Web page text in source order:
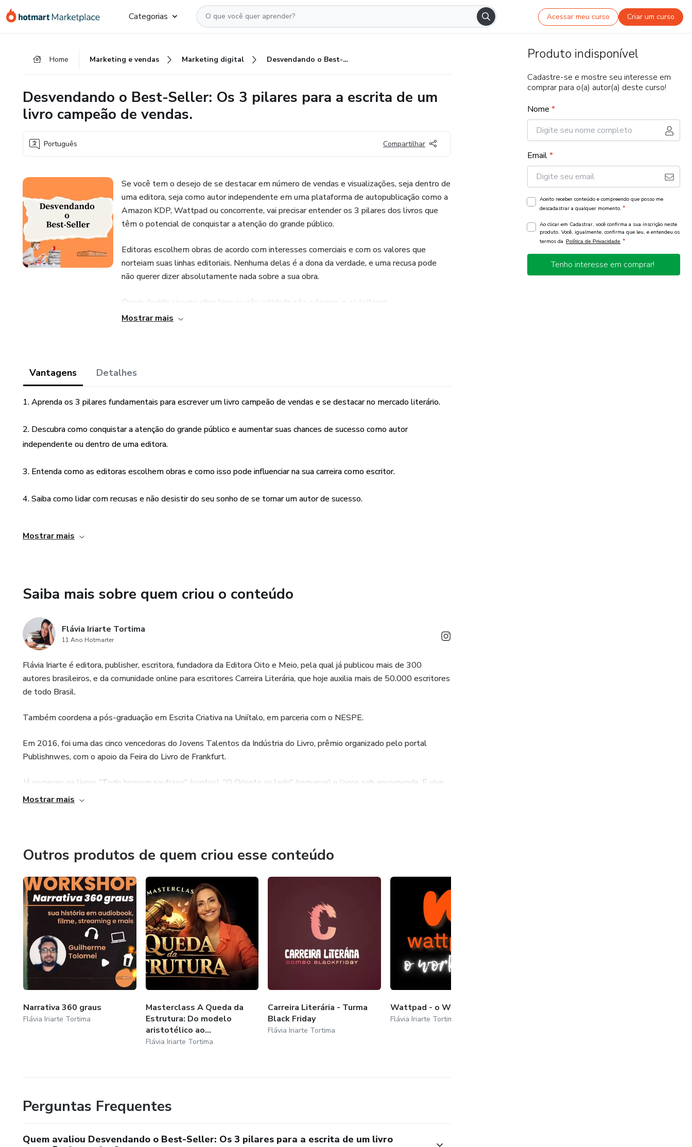
para
para
para
Categorias Acessar meu curso Criar um curso
Home Marketing e vendas Marketing digital Desvendando o Best-Seller: Os 3 pilares para a escrita de um livro campeão de vendas.
Desvendando o Best-Seller: Os 3 pilares para a escrita de um
livro campeão de vendas.
Português Compartilhar
Se você tem o desejo de se destacar em número de vendas e visualizações, seja dentro de
uma editora, seja como autor independente em uma plataforma de autopublicação como a
Amazon KDP, Wattpad ou concorrente, vai precisar entender os 3 pilares dos livros que
têm o potencial de conquistar a atenção do grande público.
Editoras escolhem obras de acordo com interesses comerciais e com os valores que
norteiam suas linhas editoriais. Nenhuma delas é a dona da verdade, e uma recusa pode
não querer dizer absolutamente nada sobre a sua obra.
Quem decide se uma obra tem ou não validade são o tempo e os leitores.
Mostrar mais
Vantagens Detalhes
1. Aprenda os 3 pilares fundamentais para escrever um livro campeão de vendas e se destacar no mercado literário.
2. Descubra como conquistar a atenção do grande público e aumentar suas chances de sucesso como autor
independente ou dentro de uma editora.
3. Entenda como as editoras escolhem obras e como isso pode influenciar na sua carreira como escritor.
4. Saiba como lidar com recusas e não desistir do seu sonho de se tornar um autor de sucesso.
Mostrar mais
Saiba mais sobre quem criou o conteúdo
Flávia Iriarte Tortima
11 Ano Hotmarter
Flávia Iriarte é editora, publisher, escritora, fundadora da Editora Oito e Meio, pela qual já publicou mais de 300
autores brasileiros, e da comunidade online para escritores Carreira Literária, que hoje auxilia mais de 50.000 escritores
de todo Brasil.
Também coordena a pós-graduação em Escrita Criativa na Uniítalo, em parceria com o NESPE.
Em 2016, foi uma das cinco vencedoras do Jovens Talentos da Indústria do Livro, prêmio organizado pelo portal
Publishnwes, com o apoio da Feira do Livro de Frankfurt.
Já escreveu os livros “Todo homem naufraga” (contos), “O Oriente ao lado” (romance) e livros sob encomenda. E vive
100% de escrita e literatura.
Mostrar mais
Outros produtos de quem criou esse conteúdo
Narrativa 360 graus
Flávia Iriarte Tortima
Masterclass A Queda da
Estrutura: Do modelo
aristotélico ao...
Flávia Iriarte Tortima
Carreira Literária - Turma
Black Friday
Flávia Iriarte Tortima
Wattpad - o Workshop
Flávia Iriarte Tortima
Perguntas Frequentes
Quem avaliou Desvendando o Best-Seller: Os 3 pilares para a escrita de um livro
Produto indisponível
Cadastre-se e mostre seu interesse em
comprar para o(a) autor(a) deste curso!
Nome *
Email*
Aceito receber conteúdo e compreendo que posso me
descadastrar a qualquer momento. *
Ao clicar em Cadastrar, você confirma a sua inscrição neste
produto. Você, igualmente, confirma que leu, e entendeu os
termos da Política de Privacidade *
Tenho interesse em comprar!